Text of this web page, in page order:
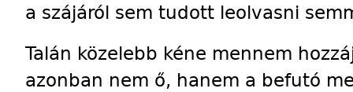
a szájáról sem tudott leolvasni
Talán közelebb kéne mennem
azonban nem ő, hanem a befutó